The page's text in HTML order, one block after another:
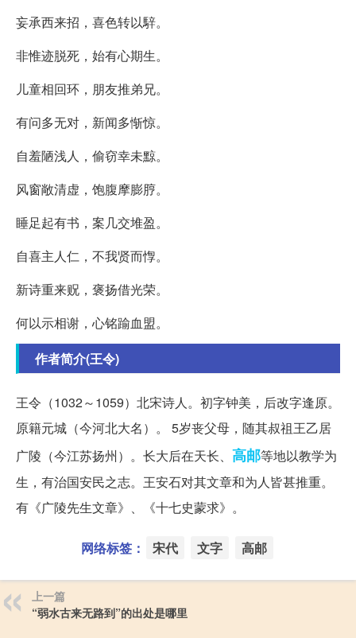
妄承西来招，喜色转以騂。
非惟迹脱死，始有心期生。
儿童相回环，朋友推弟兄。
有问多无对，新闻多惭惊。
自羞陋浅人，偷窃幸未黥。
风窗敞清虚，饱腹摩膨脝。
睡足起有书，案几交堆盈。
自喜主人仁，不我贤而惸。
新诗重来贶，褒扬借光荣。
何以示相谢，心铭踰血盟。
作者简介(王令)
王令（1032～1059）北宋诗人。初字钟美，后改字逢原。
原籍元城（今河北大名）。 5岁丧父母，随其叔祖王乙居
广陵（今江苏扬州）。长大后在天长、 高邮等地以教学为
生，有治国安民之志。王安石对其文章和为人皆甚推重。
有《广陵先生文章》、《十七史蒙求》。
网络标签： 宋代 文字 高邮
上一篇
“弱水古来无路到”的出处是哪里